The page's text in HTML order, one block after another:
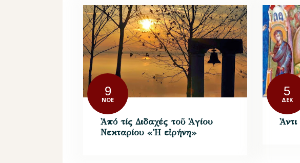
9
ΝΟΈ
Ἀπό τίς Διδαχές τοῦ Ἁγίου
Νεκταρίου «Ἡ εἰρήνη»
5
ΔΕΚ